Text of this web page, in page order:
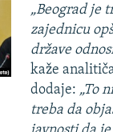
„Beograd je
zajednicu
države
kaže
dodaje: „To
treba da